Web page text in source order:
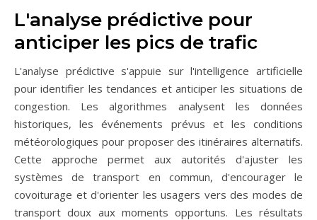
L'analyse prédictive pour
anticiper les pics de trafic
L'analyse prédictive s'appuie sur l'intelligence artificielle
pour identifier les tendances et anticiper les situations de
congestion. Les algorithmes analysent les données
historiques, les événements prévus et les conditions
météorologiques pour proposer des itinéraires alternatifs.
Cette approche permet aux autorités d'ajuster les
systèmes de transport en commun, d'encourager le
covoiturage et d'orienter les usagers vers des modes de
transport doux aux moments opportuns. Les résultats